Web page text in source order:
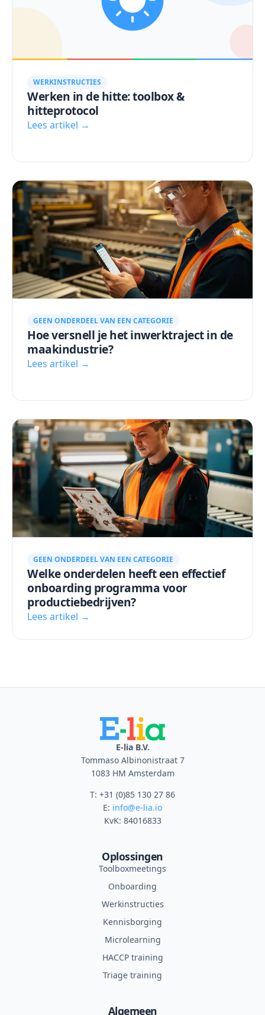
WERKINSTRUCTIES
Werken in de hitte: toolbox &
hitteprotocol
Lees artikel →
GEEN ONDERDEEL VAN EEN CATEGORIE
Hoe versnell je het inwerktraject in de
maakindustrie?
Lees artikel →
GEEN ONDERDEEL VAN EEN CATEGORIE
Welke onderdelen heeft een effectief
onboarding programma voor
productiebedrijven?
Lees artikel →
E-lia B.V.
Tommaso Albinonistraat 7
1083 HM Amsterdam
T: +31 (0)85 130 27 86
E: info@e-lia.io
KvK: 84016833
Oplossingen
Toolboxmeetings
Onboarding
Werkinstructies
Kennisborging
Microlearning
HACCP training
Triage training
Algemeen